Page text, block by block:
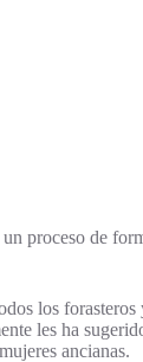
proceso de
los
les ha
ancianas.